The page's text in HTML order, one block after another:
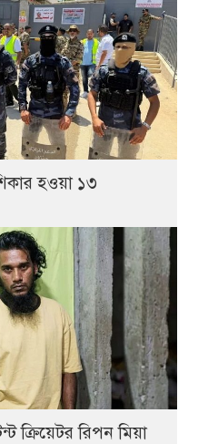
হওয়া ১৩
ক্রিয়েটর রিপন মিয়া